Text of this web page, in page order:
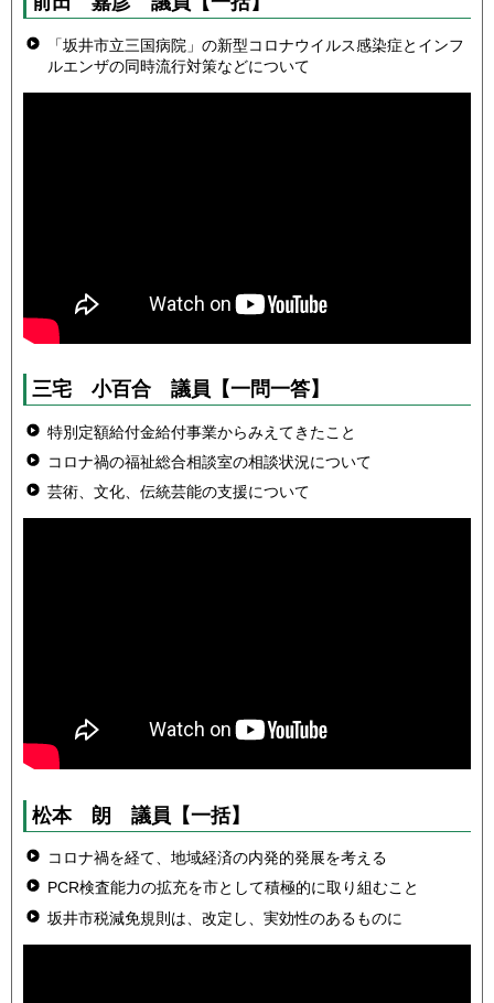
「坂井市立三国病院」の新型コロナウイルス感染症とインフ
ルエンザの同時流行対策などについて
三宅 小百合 議員 【一問一答】
特別定額給付金給付事業からみえてきたこと
コロナ禍の福祉総合相談室の相談状況について
芸術、文化、伝統芸能の支援について
松本 朗 議員 【一括】
コロナ禍を経て、地域経済の内発的発展を考える
PCR検査能力の拡充を市として積極的に取り組むこと
坂井市税減免規則は、改定し、実効性のあるものに